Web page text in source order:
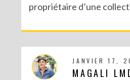
propriétaire d’une
JANVIER 17,
MAGALI